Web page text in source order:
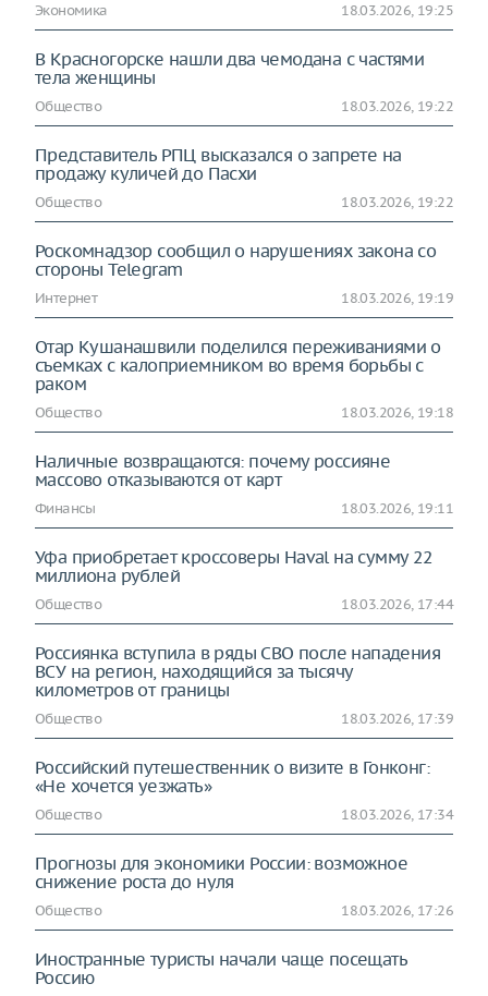
Экономика 18.03.2026, 19:25
В Красногорске нашли два чемодана с частями
тела женщины
Общество 18.03.2026, 19:22
Представитель РПЦ высказался о запрете на
продажу куличей до Пасхи
Общество 18.03.2026, 19:22
Роскомнадзор сообщил о нарушениях закона со
стороны Telegram
Интернет 18.03.2026, 19:19
Отар Кушанашвили поделился переживаниями о
съемках с калоприемником во время борьбы с
раком
Общество 18.03.2026, 19:18
Наличные возвращаются: почему россияне
массово отказываются от карт
Финансы 18.03.2026, 19:11
Уфа приобретает кроссоверы Haval на сумму 22
миллиона рублей
Общество 18.03.2026, 17:44
Россиянка вступила в ряды СВО после нападения
ВСУ на регион, находящийся за тысячу
километров от границы
Общество 18.03.2026, 17:39
Российский путешественник о визите в Гонконг:
«Не хочется уезжать»
Общество 18.03.2026, 17:34
Прогнозы для экономики России: возможное
снижение роста до нуля
Общество 18.03.2026, 17:26
Иностранные туристы начали чаще посещать
Россию